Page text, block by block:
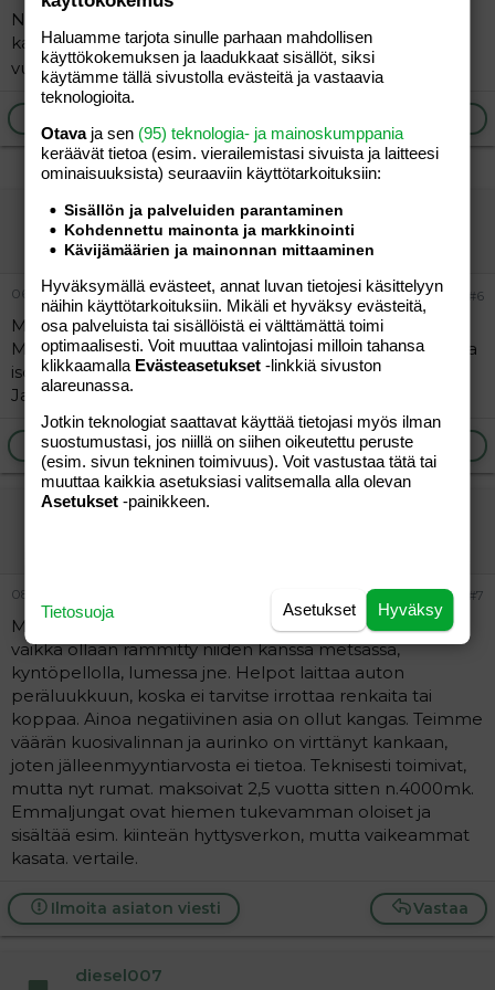
Nyt meille tulee Emmaljungan Twin Cerox
kaksostenrattaat ja saas nähdä oonko niihin tyytyväinen
vuoden päästä kuten olin hartaneihin!!
JIS76
Vieras
06.07.2004 #6
Meillä on Hartanin yhdistelmät (mallia en muista)
Musta ne on todella hyvät,helpot käyttää kun oppii.Aika
isot ne on,mutta hyvin mahtuu meijänkin jöllikkä niihin.
Ja vielä ne on mun mielestä tosi kauniita!
Ilmoita asiaton viesti
martta
08.07.2004 #7
Meillä Hartan yhdistelmävaunut. Ovat kestäneet hyvin,
vaikka ollaan rämmitty niiden kanssa metsässä,
kyntöpellolla, lumessa jne. Helpot laittaa auton
peräluukkuun, koska ei tarvitse irrottaa renkaita tai
koppaa. Ainoa negatiivinen asia on ollut kangas. Teimme
väärän kuosivalinnan ja aurinko on virttänyt kankaan,
joten jälleenmyyntiarvosta ei tietoa. Teknisesti toimivat,
mutta nyt rumat. maksoivat 2,5 vuotta sitten n.4000mk.
Emmaljungat ovat hiemen tukevamman oloiset ja
sisältää esim. kiinteän hyttysverkon, mutta vaikeammat
kasata. vertaile.
Vastaa
Ilmoita asiaton viesti
diesel007
Haluamme tarjota sinulle parhaan mahdollisen
käyttökokemuksen ja laadukkaat sisällöt, siksi
käytämme tällä sivustolla evästeitä ja vastaavia
teknologioita.
Otavaja sen (95) teknologia- ja mainoskumppania
keräävät tietoa (esim. vierailemis­tasi sivuista ja laitteesi
ominaisuuk­sista) seuraaviin käyttötarkoituksiin:
Sisällön ja palveluiden parantaminen
Kohdennettu mainonta ja markkinointi
Kävijämäärien ja mainonnan mittaaminen
Hyväksymällä evästeet, annat luvan tietojesi käsittelyyn
näihin käyttötarkoituksiin. Mikäli et hyväksy evästeitä,
osa palveluista tai sisällöistä ei välttämättä toimi
optimaalisesti. Voit muuttaa valintojasi milloin tahansa
klikkaamalla Evästeasetukset -linkkiä sivuston
alareunassa.
Jotkin teknologiat saattavat käyttää tietojasi myös ilman
suostumustasi, jos niillä on siihen oikeutettu peruste
(esim. sivun tekninen toimivuus). Voit vastustaa tätä tai
muuttaa kaikkia asetuksiasi valitsemalla alla olevan
Asetukset -painikkeen.
Hyväksy
Asetukset
Tietosuoja